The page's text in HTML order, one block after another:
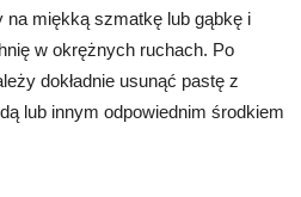
na miękką szmatkę lub gąbkę i
w okrężnych ruchach. Po
dokładnie usunąć pastę z
lub innym odpowiednim środkiem